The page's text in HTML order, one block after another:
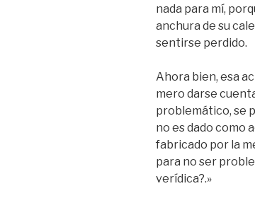
nada para mí,
anchura de su
sentirse perdido.
Ahora bien, esa
mero darse
problemático, se
no es dado como
fabricado por la
para no ser
verídica?.»